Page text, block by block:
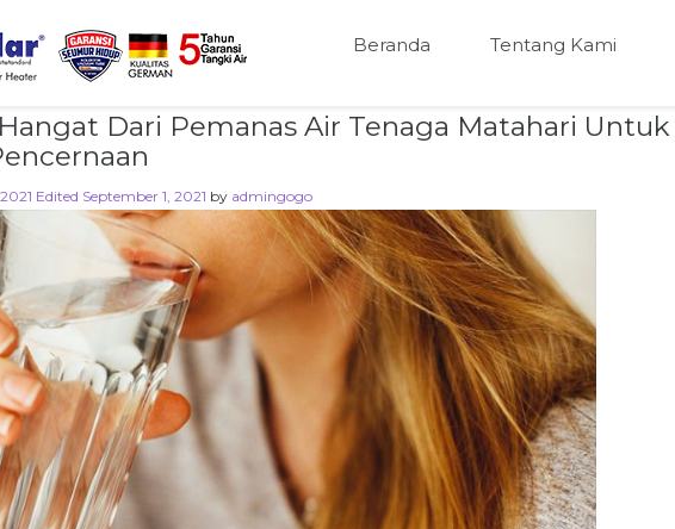
Beranda Tentang Kami
Dari Pemanas Air Tenaga Matahari Untuk
Edited September 1, 2021 by admingogo